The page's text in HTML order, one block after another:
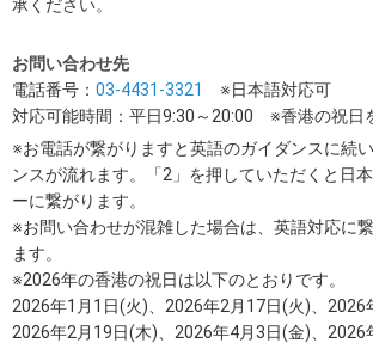
承ください。
お問い合わせ先
電話番号： 03-4431-3321
※日本語対応可
対応可能時間：平日9:30～20:00 ※香港の祝日
※お電話が繋がりますと英語のガイダンスに続
ンスが流れます。「2」を押していただくと日
ーに繋がります。
※お問い合わせが混雑した場合は、英語対応に
ます。
※2026年の香港の祝日は以下のとおりです。
2026年1月1日(火)、2026年2月17日(火)、2026
2026年2月19日(木)、2026年4月3日(金)、2026